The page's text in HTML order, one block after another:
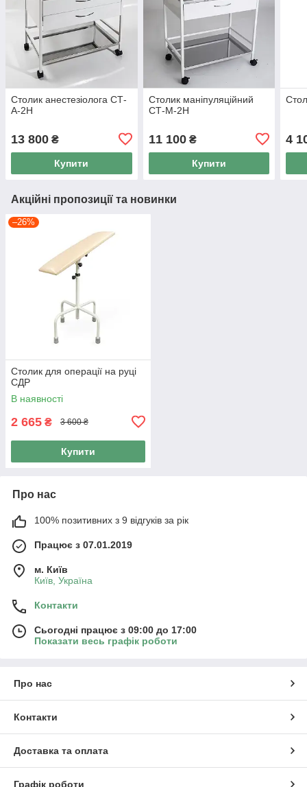
Столик анестезіолога СТ-
А-2Н
13 800 ₴
Купити
Столик маніпуляційний
СТ-М-2Н
11 100₴
Купити
4
Акційні пропозиції та новинки
–26%
Столик для операції на руці
СДР
В наявності
2 665 ₴ 3 600 ₴
Купити
Про нас
100% позитивних з 9 відгуків за рік
Працює з 07.01.2019
м. Київ
Київ, Україна
Контакти
Сьогодні працює з 09:00 до 17:00
Показати весь графік роботи
Про нас
Контакти
Доставка та оплата
Графік роботи